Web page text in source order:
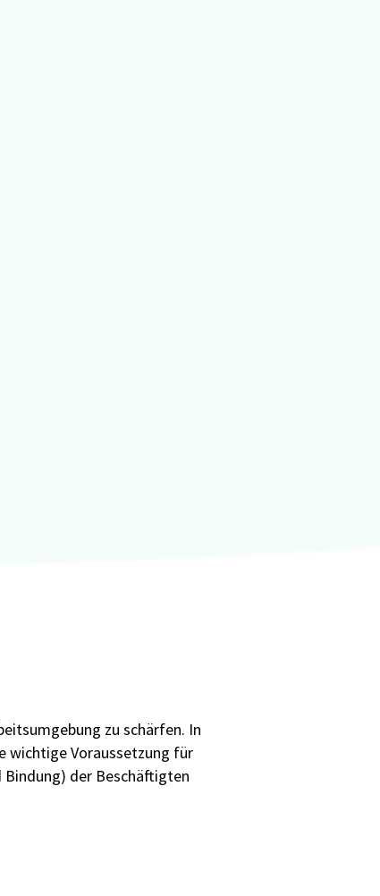
zu schärfen. In
wichtige Voraussetzung für
der Beschäftigten